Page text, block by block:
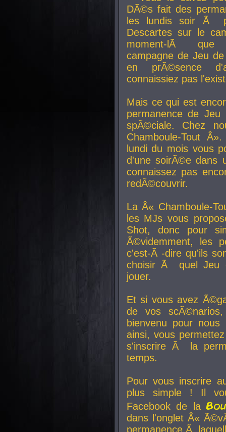
DÃ©s fait des
les lundis soir Ã
Descartes sur le
moment-lÃ que
campagne de Jeu
en prÃ©sence
connaissiez pas
Mais ce qui est
permanence de
spÃ©ciale. Chez
Chamboule-Tout
lundi du mois vous
d'une soirÃ©e dans
connaissez pas
redÃ©couvrir.
La Â« Chamboule-
les MJs vous
Shot, donc pour
Ã©videmment, les
c'est-Ã -dire qu'ils
choisir Ã quel Jeu
jouer.
Et si vous avez
de vos
bienvenu pour
ainsi, vous
s'inscrire Ã la
temps.
Pour vous inscrire
plus simple ! Il
Facebook de la
dans l'onglet Â«
permanence Ã